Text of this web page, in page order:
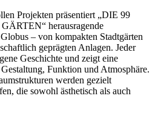
Projekten präsentiert „DIE 99
herausragende
– von kompakten Stadtgärten
geprägten Anlagen. Jeder
Geschichte und zeigt eine
Funktion und Atmosphäre.
werden gezielt
die sowohl ästhetisch als auch